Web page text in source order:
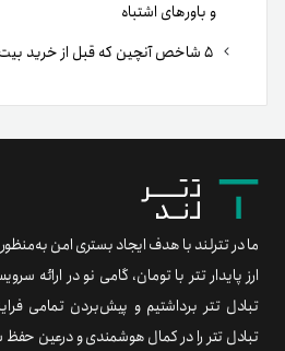
و باورهای اشتباه
ما در تترلند با هدف ایجاد بستری امن
ارز پایدار تتر با تومان، گامی نو در ارائه
تبادل تتر برداشتیم و پیش‌بردن تمامی
تبادل تتر را در کمال هوشمندی و درعین